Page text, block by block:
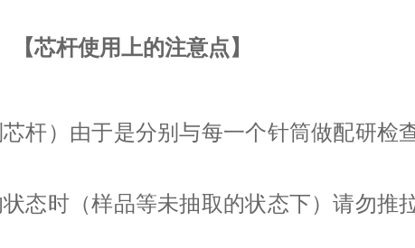
【芯杆使用上的注意点】
杆）由于是分别与每一个针筒做配研检
态时（样品等未抽取的状态下）请勿推